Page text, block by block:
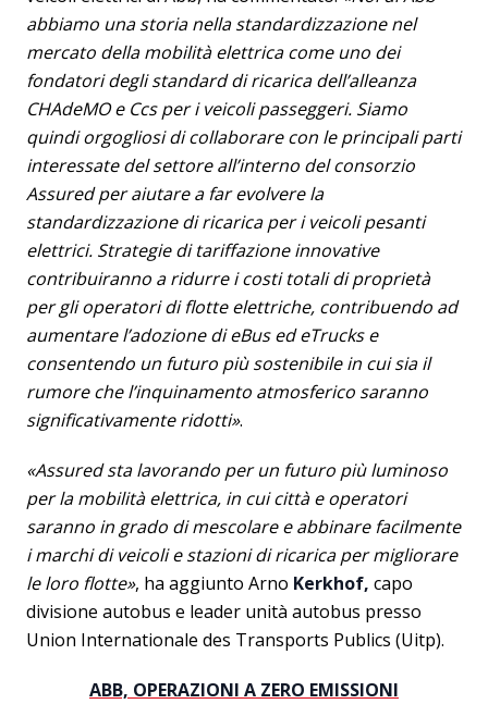
abbiamo una storia nella standardizzazione nel
mercato della mobilità elettrica come uno dei
fondatori degli standard di ricarica dell’alleanza
CHAdeMO e Ccs per i veicoli passeggeri. Siamo
quindi orgogliosi di collaborare con le principali parti
interessate del settore all’interno del consorzio
Assured per aiutare a far evolvere la
standardizzazione di ricarica per i veicoli pesanti
elettrici. Strategie di tariffazione innovative
contribuiranno a ridurre i costi totali di proprietà
per gli operatori di flotte elettriche, contribuendo ad
aumentare l’adozione di eBus ed eTrucks e
consentendo un futuro più sostenibile in cui sia il
rumore che l’inquinamento atmosferico saranno
significativamente ridotti».
«Assured sta lavorando per un futuro più luminoso
per la mobilità elettrica, in cui città e operatori
saranno in grado di mescolare e abbinare facilmente
i marchi di veicoli e stazioni di ricarica per migliorare
le loro flotte», ha aggiunto Arno Kerkhof, capo
divisione autobus e leader unità autobus presso
Union Internationale des Transports Publics (Uitp).
ABB, OPERAZIONI A ZERO EMISSIONI